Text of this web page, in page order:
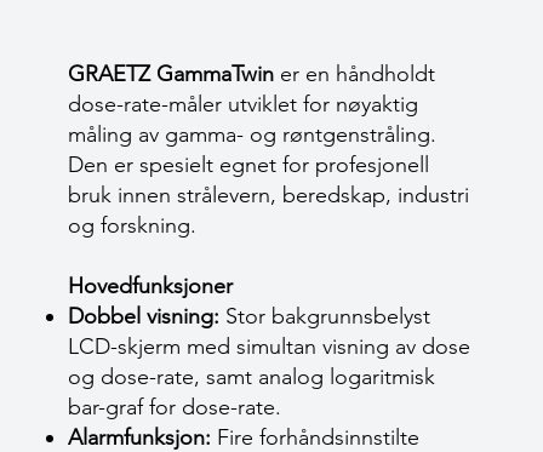
GRAETZ GammaTwin er en håndholdt
dose-rate-måler utviklet for nøyaktig
måling av gamma- og røntgenstråling.
Den er spesielt egnet for profesjonell
bruk innen strålevern, beredskap, industri
og forskning.
Hovedfunksjoner
Dobbel visning: Stor bakgrunnsbelyst
LCD-skjerm med simultan visning av dose
og dose-rate, samt analog logaritmisk
bar-graf for dose-rate.
Alarmfunksjon: Fire forhåndsinnstilte